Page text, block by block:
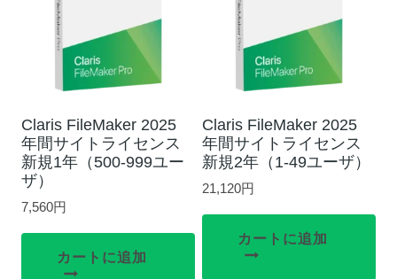
Claris FileMaker 2025
年間サイトライセンス
新規1年（500-999ユー
ザ）
7,560円
カートに追加
Claris FileMaker 2025
年間サイトライセンス
新規2年（1-49ユーザ）
21,120円
カートに追加